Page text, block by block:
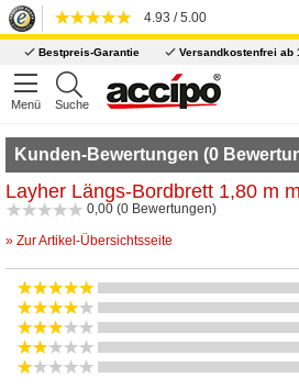
4.93 / 5.00
Bestpreis-Garantie Versandkostenfrei ab
Menü Suche
Kunden-Bewertungen (0
Layher Längs-Bordbrett 1,80 m
0,00 (0 Bewertungen)
» Zur Artikel-Übersichtsseite